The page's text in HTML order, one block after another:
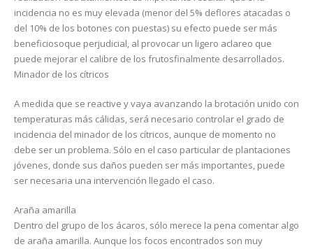
incidencia no es muy elevada (menor del 5% deflores atacadas o
del 10% de los botones con puestas) su efecto puede ser más
beneficiosoque perjudicial, al provocar un ligero aclareo que
puede mejorar el calibre de los frutosfinalmente desarrollados.
Minador de los cítricos
A medida que se reactive y vaya avanzando la brotación unido con
temperaturas más cálidas, será necesario controlar el grado de
incidencia del minador de los cítricos, aunque de momento no
debe ser un problema. Sólo en el caso particular de plantaciones
jóvenes, donde sus daños pueden ser más importantes, puede
ser necesaria una intervención llegado el caso.
Araña amarilla
Dentro del grupo de los ácaros, sólo merece la pena comentar algo
de araña amarilla. Aunque los focos encontrados son muy